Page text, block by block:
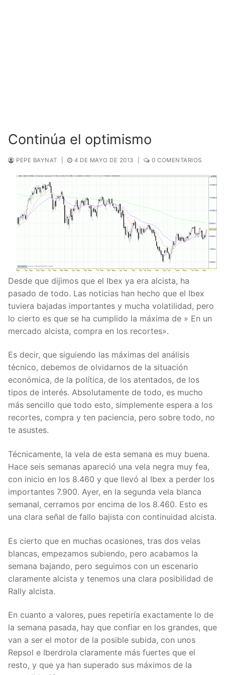
Continúa el optimismo
PEPE BAYNAT 4 DE MAYO DE 2013 0 COMENTARIOS
Desde que dijimos que el Ibex ya era alcista, ha
pasado de todo. Las noticias han hecho que el Ibex
tuviera bajadas importantes y mucha volatilidad, pero
lo cierto es que se ha cumplido la máxima de » En un
mercado alcista, compra en los recortes».
Es decir, que siguiendo las máximas del análisis
técnico, debemos de olvidarnos de la situación
económica, de la política, de los atentados, de los
tipos de interés. Absolutamente de todo, es mucho
más sencillo que todo esto, simplemente espera a los
recortes, compra y ten paciencia, pero sobre todo, no
te asustes.
Técnicamente, la vela de esta semana es muy buena.
Hace seis semanas apareció una vela negra muy fea,
con inicio en los 8.460 y que llevó al Ibex a perder los
importantes 7.900. Ayer, en la segunda vela blanca
semanal, cerramos por encima de los 8.460. Esto es
una clara señal de fallo bajista con continuidad alcista.
Es cierto que en muchas ocasiones, tras dos velas
blancas, empezamos subiendo, pero acabamos la
semana bajando, pero seguimos con un escenario
claramente alcista y tenemos una clara posibilidad de
Rally alcista.
En cuanto a valores, pues repetiría exactamente lo de
la semana pasada, hay que confiar en los grandes, que
van a ser el motor de la posible subida, con unos
Repsol e Iberdrola claramente más fuertes que el
resto, y que ya han superado sus máximos de la